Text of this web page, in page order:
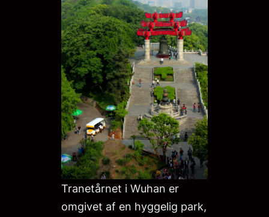
Tranetårnet i Wuhan er
omgivet af en hyggelig park,